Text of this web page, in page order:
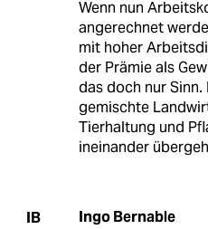
Wenn nun
angerechnet
mit hoher
der Prämie als
das doch nur Sinn.
gemischte
Tierhaltung und
ineinander
IB Ingo Bernable